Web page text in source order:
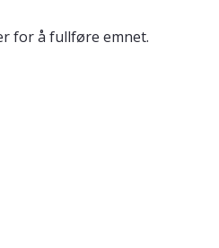
for å fullføre emnet.